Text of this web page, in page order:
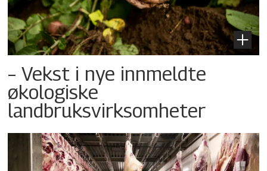
– Vekst i nye innmeldte
økologiske
landbruksvirksomheter